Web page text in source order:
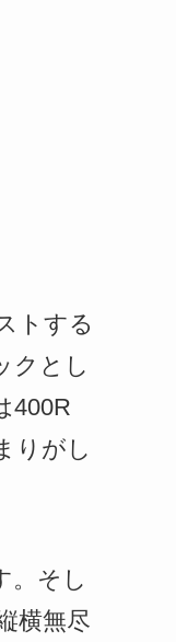
トする
クとし
400R
りがし
。そし
横無尽